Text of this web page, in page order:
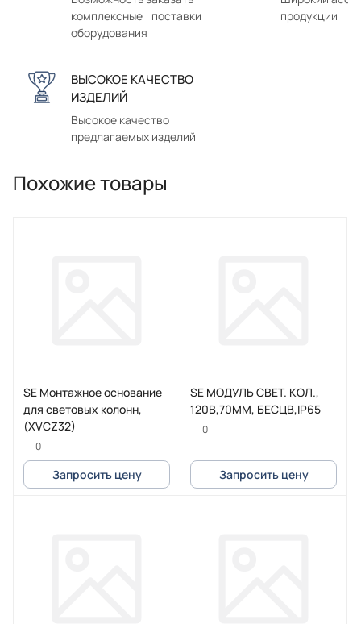
комплексные поставки
оборудования
продукции
ВЫСОКОЕ КАЧЕСТВО
ИЗДЕЛИЙ
Высокое качество
предлагаемых изделий
Похожие товары
SE Монтажное основание
для световых колонн,
(XVCZ32)
0
Запросить цену
SE МОДУЛЬ СВЕТ. КОЛ.,
120В,70ММ, БЕСЦВ,IP65
0
Запросить цену